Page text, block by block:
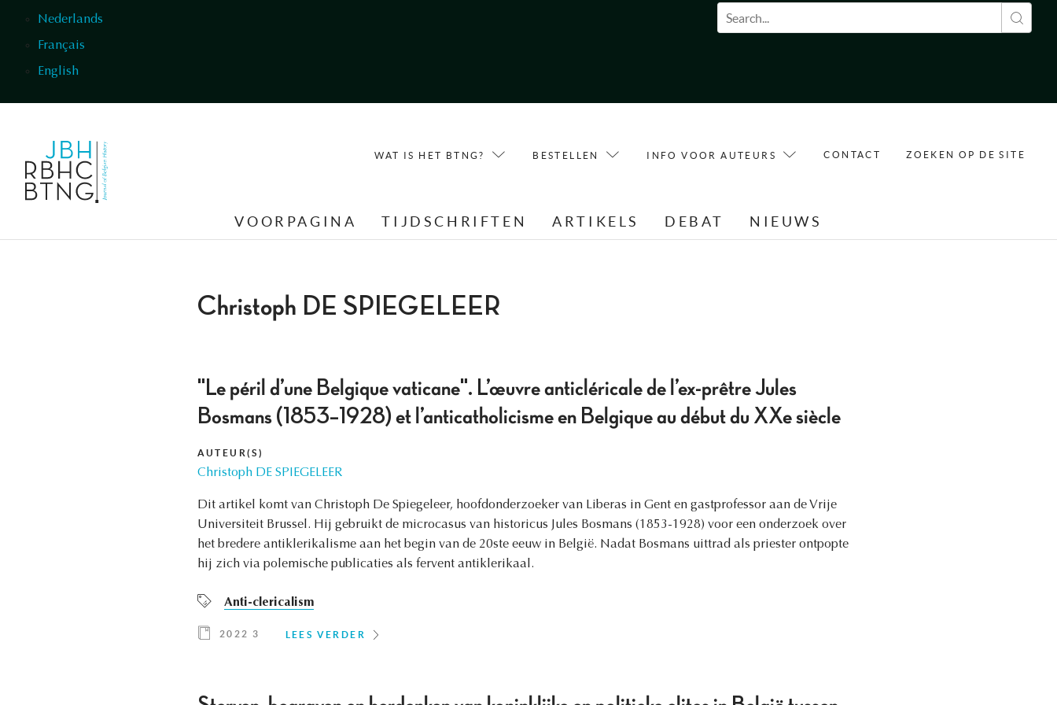
Nederlands
Français
English
Zoekveld
WAT IS HET BTNG? BESTELLEN INFO VOOR AUTEURS CONTACT ZOEKEN OP DE SITE
VOORPAGINA TIJDSCHRIFTEN ARTIKELS DEBAT NIEUWS
Christoph DE SPIEGELEER
"Le péril d’une Belgique vaticane". L’œuvre anticléricale de l’ex-prêtre Jules
Bosmans (1853–1928) et l’anticatholicisme en Belgique au début du XXe siècle
AUTEUR(S)
Christoph DE SPIEGELEER
Dit artikel komt van Christoph De Spiegeleer, hoofdonderzoeker van Liberas in Gent en gastprofessor aan de Vrije
Universiteit Brussel. Hij gebruikt de microcasus van historicus Jules Bosmans (1853-1928) voor een onderzoek over
het bredere antiklerikalisme aan het begin van de 20ste eeuw in België. Nadat Bosmans uittrad als priester ontpopte
hij zich via polemische publicaties als fervent antiklerikaal.
Anti-clericalism
2022 3 LEES VERDER